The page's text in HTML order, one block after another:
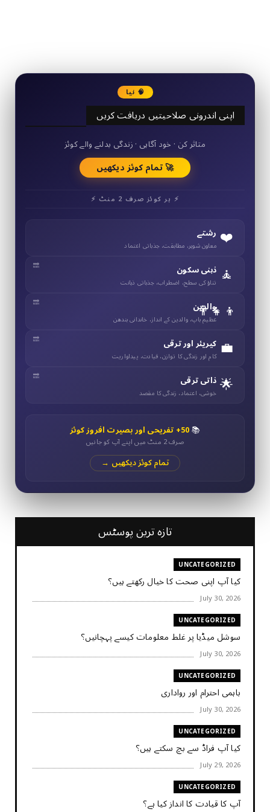
🧠 نیا
اپنی اندرونی صلاحیتیں دریافت کریں
50+ مختصر کوئز
متاثر کن · خود آگاہی · زندگی بدلنے والے کوئز
🚀 تمام کوئز دیکھیں
⚡ ہر کوئز صرف 2 منٹ ⚡
❤️ رشتے
معاون شوہر، مطابقت، جذباتی اعتماد
🧘 ذہنی سکون
تناؤ کی سطح، اضطراب، جذباتی ذہانت
👨‍👧‍👦
والدین
عظیم باپ، والدین کے انداز، خاندانی بندھن
💼 کیریئر اور ترقی
کام اور زندگی کا توازن، قیادت، پیداواریت
🌟 ذاتی ترقی
خوشی، اعتماد، زندگی کا مقصد
📚50+ تفریحی اور بصیرت افروز کوئز
صرف 2 منٹ میں اپنے آپ کو جانیں
تمام کوئز دیکھیں →
تازہ ترین پوسٹس
UNCATEGORIZED
کیا آپ اپنی صحت کا خیال رکھتے ہیں؟
July 30, 2026
UNCATEGORIZED
سوشل میڈیا پر غلط معلومات کیسے پہچانیں؟
July 30, 2026
UNCATEGORIZED
باہمی احترام اور رواداری
July 30, 2026
UNCATEGORIZED
کیا آپ فراڈ سے بچ سکتے ہیں؟
July 29, 2026
UNCATEGORIZED
آپ کا قیادت کا انداز کیا ہے؟